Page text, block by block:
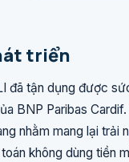
triển
đã tận dụng được
BNP Paribas
nhằm mang lại trải
không dùng tiền